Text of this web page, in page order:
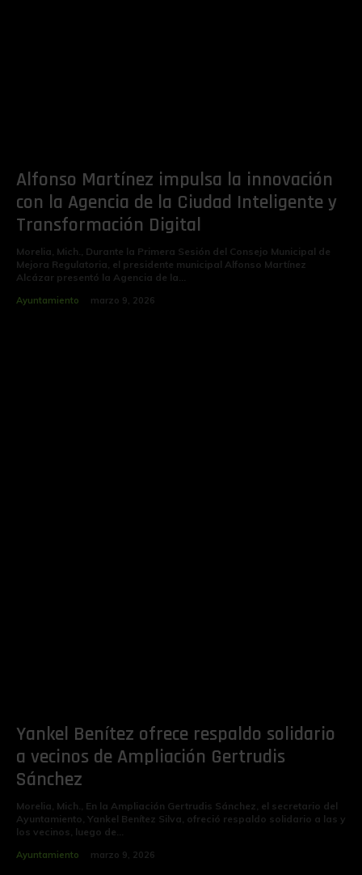
Alfonso Martínez impulsa la innovación
con la Agencia de la Ciudad Inteligente y
Transformación Digital
Morelia, Mich., Durante la Primera Sesión del Consejo Municipal de
Mejora Regulatoria, el presidente municipal Alfonso Martínez
Alcázar presentó la Agencia de la...
Ayuntamiento marzo 9, 2026
Yankel Benítez ofrece respaldo solidario
a vecinos de Ampliación Gertrudis
Sánchez
Morelia, Mich., En la Ampliación Gertrudis Sánchez, el secretario del
Ayuntamiento, Yankel Benítez Silva, ofreció respaldo solidario a las y
los vecinos, luego de...
Ayuntamiento marzo 9, 2026